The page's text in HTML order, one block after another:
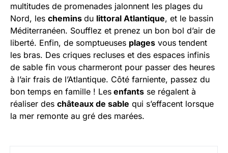
multitudes de promenades jalonnent les plages du
Nord, les chemins du littoral Atlantique, et le bassin
Méditerranéen. Soufflez et prenez un bon bol d’air de
liberté. Enfin, de somptueuses plages vous tendent
les bras. Des criques recluses et des espaces infinis
de sable fin vous charmeront pour passer des heures
à l’air frais de l’Atlantique. Côté farniente, passez du
bon temps en famille ! Les enfants se régalent à
réaliser des châteaux de sable qui s’effacent lorsque
la mer remonte au gré des marées.